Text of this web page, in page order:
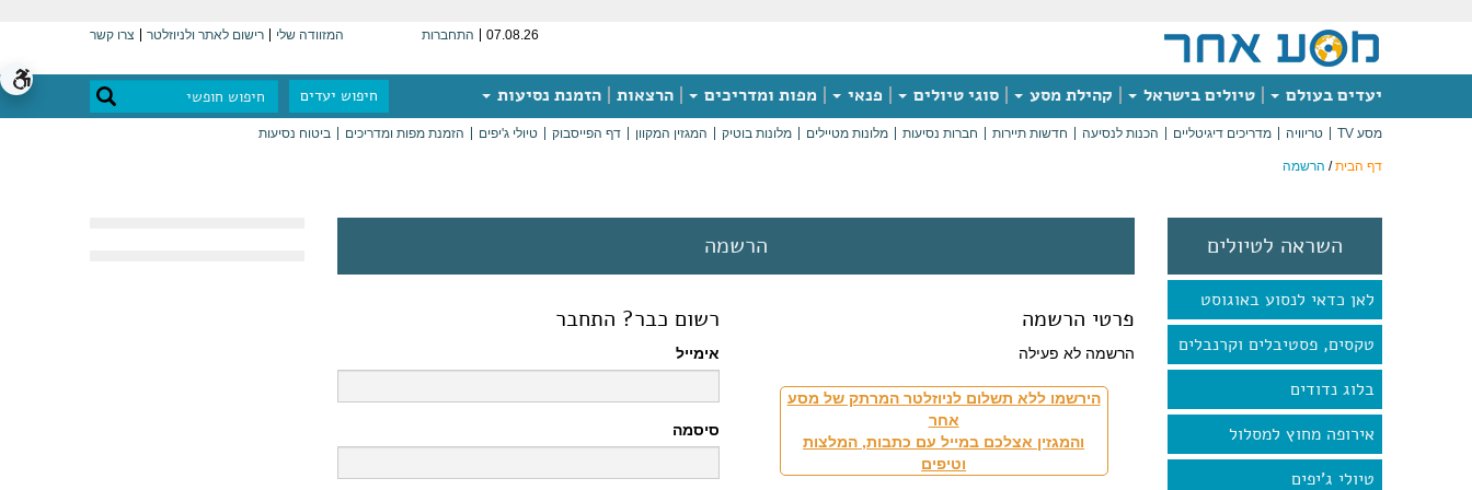
07.08.26 התחברות המזוודה שלי רישום לאתר ולניוזלטר צרו קשר
יעדים בעולם טיולים בישראל קהילת מסע סוגי טיולים פנאי מפות ומדריכים הרצאות הזמנת נסיעות חיפוש יעדים
מסע TV טריוויה מדריכים דיגיטליים הכנות לנסיעה חדשות תיירות חברות נסיעות מלונות מטיילים מלונות בוטיק המגזין המקוון דף הפייסבוק טיולי ג'יפים הזמנת מפות ומדריכים ביטוח נסיעות
דף הבית/ הרשמה
השראה לטיולים
לאן כדאי לנסוע באוגוסט
טקסים, פסטיבלים וקרנבלים
בלוג נדודים
אירופה מחוץ למסלול
טיולי ג'יפים
הרשמה
פרטי הרשמה
הרשמה לא פעילה
הירשמו ללא תשלום לניוזלטר המרתק של מסע
אחר
והמגזין אצלכם במייל עם כתבות, המלצות
וטיפים
רשום כבר? התחבר
אימייל
סיסמה